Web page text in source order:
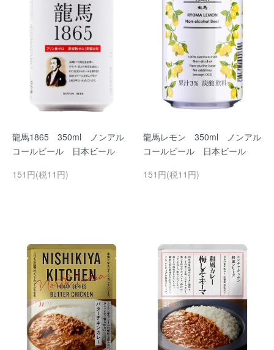
龍馬1865 350ml ノンアル
コールビール 日本ビール
151円(税11円)
龍馬レモン 350ml ノンアル
コールビール 日本ビール
151円(税11円)